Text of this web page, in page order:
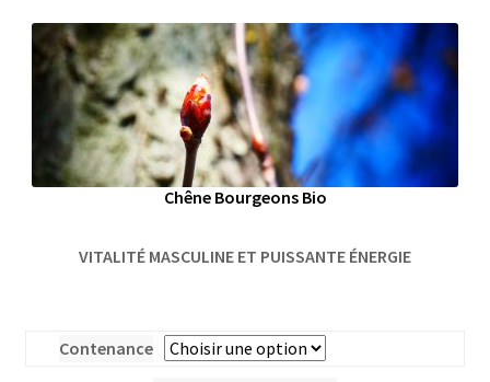
Chêne Bourgeons Bio
VITALITÉ MASCULINE ET PUISSANTE ÉNERGIE
Contenance